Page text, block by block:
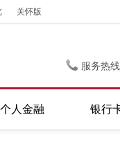
关怀版
服务热
个人金融 银行